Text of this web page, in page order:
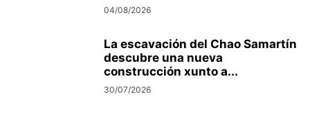
04/08/2026
La escavación del Chao Samartín
descubre una nueva
construcción xunto a...
30/07/2026